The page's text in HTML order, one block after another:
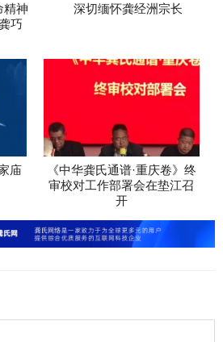
精神
巧
深切缅怀龚经洲宗长
庙
《中华龚氏通谱·重庆卷》终
审校对工作部署会在垫江召
开